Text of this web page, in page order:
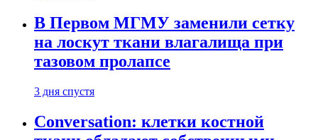
В Первом МГМУ заменили сетку
на лоскут ткани влагалища при
тазовом пролапсе
3 дня спустя
Conversation: клетки костной